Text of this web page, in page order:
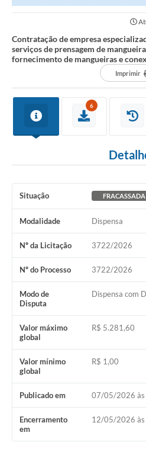
Contratação de empresa
serviços de prensagem de
fornecimento de mangueiras e
Imprimir
6
Situação FRACASSADA
Modalidade Dispensa
Nº da Licitação 3722/2026
Nº do Processo 3722/2026
Modo de
Disputa
Dispensa com
Valor máximo
global
R$ 5.281,60
Valor mínimo
global
R$ 1,00
Publicado em 07/05/2026 às
Encerramento
em
12/05/2026 às